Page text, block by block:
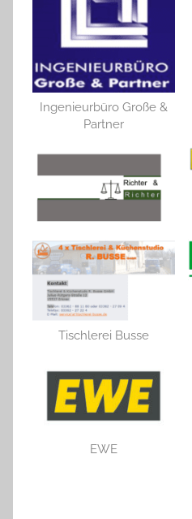
Ingenieurbüro Große &
Partner
Tischlerei Busse
EWE